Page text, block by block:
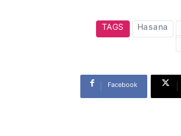
TAGS Hasana
Facebook